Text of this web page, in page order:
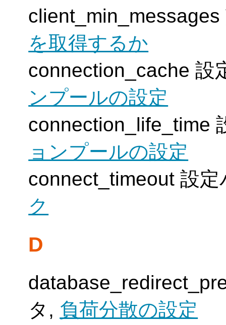
を取得するか
connection_cache 設
ンプールの設定
connection_life_time
ョンプールの設定
connect_timeout 設
ク
D
タ, 負荷分散の設定